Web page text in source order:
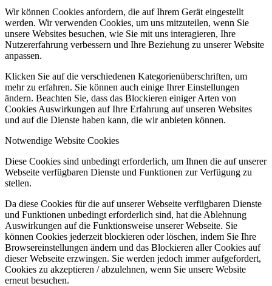
Wir können Cookies anfordern, die auf Ihrem Gerät eingestellt
werden. Wir verwenden Cookies, um uns mitzuteilen, wenn Sie
unsere Websites besuchen, wie Sie mit uns interagieren, Ihre
Nutzererfahrung verbessern und Ihre Beziehung zu unserer Website
anpassen.
Klicken Sie auf die verschiedenen Kategorienüberschriften, um
mehr zu erfahren. Sie können auch einige Ihrer Einstellungen
ändern. Beachten Sie, dass das Blockieren einiger Arten von
Cookies Auswirkungen auf Ihre Erfahrung auf unseren Websites
und auf die Dienste haben kann, die wir anbieten können.
Notwendige Website Cookies
Diese Cookies sind unbedingt erforderlich, um Ihnen die auf unserer
Webseite verfügbaren Dienste und Funktionen zur Verfügung zu
stellen.
Da diese Cookies für die auf unserer Webseite verfügbaren Dienste
und Funktionen unbedingt erforderlich sind, hat die Ablehnung
Auswirkungen auf die Funktionsweise unserer Webseite. Sie
können Cookies jederzeit blockieren oder löschen, indem Sie Ihre
Browsereinstellungen ändern und das Blockieren aller Cookies auf
dieser Webseite erzwingen. Sie werden jedoch immer aufgefordert,
Cookies zu akzeptieren / abzulehnen, wenn Sie unsere Website
erneut besuchen.